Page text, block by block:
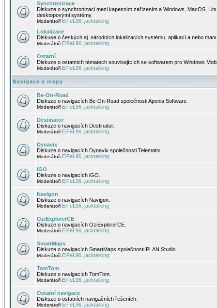
Synchronizace
Diskuze o synchronizaci mezi kapesním zařízením a Windows, MacOS,
desktopovými systémy.
Moderátoři EiFeL96 jacktalking
Lokalizace
Diskuse o českých aj. národních lokalizacích systému, aplikací a nebo
Moderátoři EiFeL96 jacktalking
Ostatní
Diskuze o ostatních tématech souvisejících se softwarem pro Windows
Moderátoři EiFeL96 jacktalking
Navigace a mapy
Be-On-Road
Diskuze o navigacích Be-On-Road společnosti Aponia Software.
Moderátoři EiFeL96 jacktalking
Destinator
Diskuze o navigacích Destinator.
Moderátoři EiFeL96 jacktalking
Dynavix
Diskuze o navigacích Dynavix společnosti Telematix.
Moderátoři EiFeL96 jacktalking
iGO
Diskuze o navigacích iGO.
Moderátoři EiFeL96 jacktalking
Navigon
Diskuze o navigacích Navigon.
Moderátoři EiFeL96 jacktalking
OziExplorerCE
Diskuze o navigacích OziExplorerCE.
Moderátoři EiFeL96 jacktalking
SmartMaps
Diskuze o navigacích SmartMaps společnosti PLAN Studio.
Moderátoři EiFeL96 jacktalking
TomTom
Diskuze o navigacích TomTom.
Moderátoři EiFeL96 jacktalking
Ostatní navigace
Diskuze o ostatních navigačních řešeních.
Moderátoři EiFeL96 jacktalking